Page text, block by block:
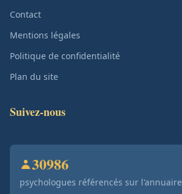
Contact
Mentions légales
Politique de confidentialité
Plan du site
Suivez-nous
30986
psychologues référencés sur l'annuaire